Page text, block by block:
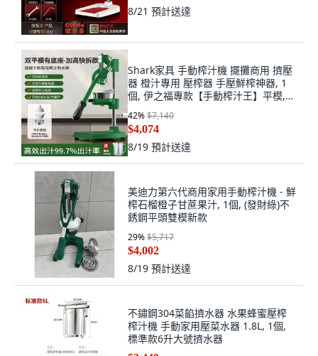
8/21 預計送達
Shark家具 手動榨汁機 擺攤商用 擠壓
器 橙汁專用 壓榨器 手壓鮮榨神器, 1
個, 伊之福專款【手動榨汁王】平模,
【新首發】品質超越之作-頂配壓汁王
42%$7,140
$4,074
8/19 預計送達
美迪力第六代商用家用手動榨汁機 - 鮮
榨石榴橙子甘蔗果汁, 1個, (發財綠)不
銹鋼平頭雙模新款
29%$5,717
$4,002
8/19 預計送達
不鏽鋼304菜餡擠水器 水果蜂蜜壓榨
榨汁機 手動家用壓菜水器 1.8L, 1個,
標準款6升大號擠水器